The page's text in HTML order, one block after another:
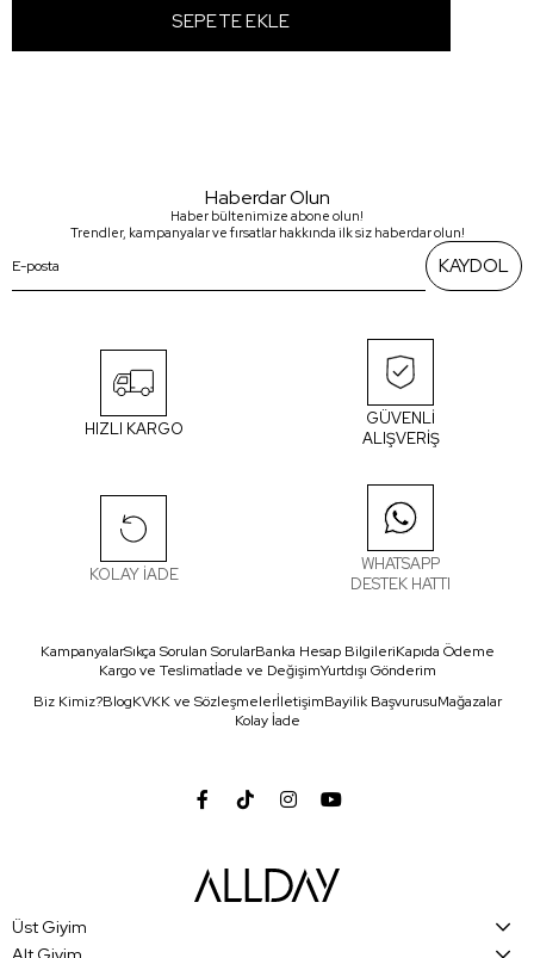
Haberdar Olun
Haber bültenimize abone olun!
Trendler, kampanyalar ve fırsatlar hakkında ilk siz haberdar olun!
KAYDOL
HIZLI KARGO
GÜVENLİ
ALIŞVERİŞ
KOLAY İADE
WHATSAPP
DESTEK HATTI
KampanyalarSıkça Sorulan SorularBanka Hesap BilgileriKapıda Ödeme
Kargo ve Teslimatİade ve DeğişimYurtdışı Gönderim
Biz Kimiz?BlogKVKK ve SözleşmelerİletişimBayilik BaşvurusuMağazalar
Kolay İade
Üst Giyim